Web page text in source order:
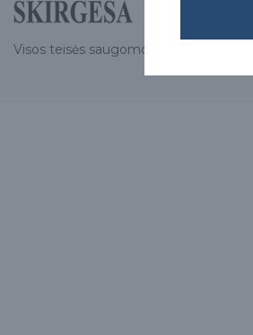
Visos teisės saugomos © 2026 Skirgesa